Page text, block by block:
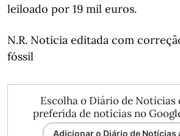
leiloado por 19 mil euros.
N.R. Notícia editada com
fóssil
Escolha o Diário de Notícias
preferida de notícias no
Adicionar o Diário de Notícias